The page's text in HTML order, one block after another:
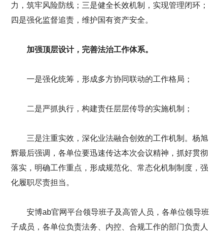
力，筑牢风险防线；三是健全长效机制，实现管理闭环；
四是强化监督追责，维护国有资产安全。
加强顶层设计，完善法治工作体系。
一是强化统筹，形成多方协同联动的工作格局；
二是严抓执行，构建责任层层传导的实施机制；
三是注重实效，深化业法融合创效的工作机制。杨旭
辉最后强调，各单位要迅速传达本次会议精神，抓好贯彻
落实，明确工作重点，形成规范化、常态化机制制度，强
化履职尽责担当。
安博ab官网平台领导班子及高管人员，各单位领导班
子成员，各单位负责法务、内控、合规工作的部门负责人